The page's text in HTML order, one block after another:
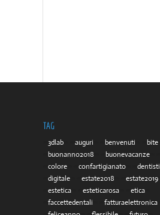
TAG
3dlab auguri benvenuti
bite
buonanno2018
buonevacanze
colore
confartigianato
dentisti
digitale
estate2018
estate2019
estetica
esteticarosa
etica
faccettedentali
fatturaelettronica